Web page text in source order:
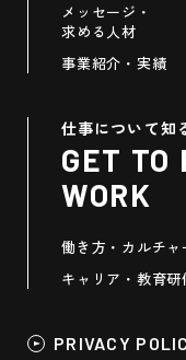
メッセージ・
求める人材
事業紹介・実績
仕事について知
GET TO
WORK
働き方・カルチャ
キャリア・教育研
PRIVACY